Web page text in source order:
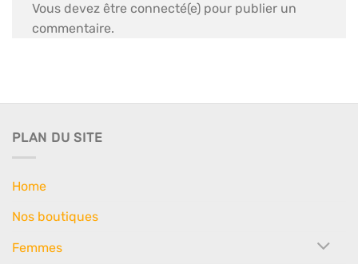
Vous devez être connecté(e) pour publier un
commentaire.
PLAN DU SITE
Home
Nos boutiques
Femmes